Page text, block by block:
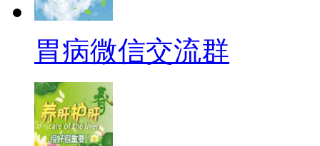
胃病微信交流群